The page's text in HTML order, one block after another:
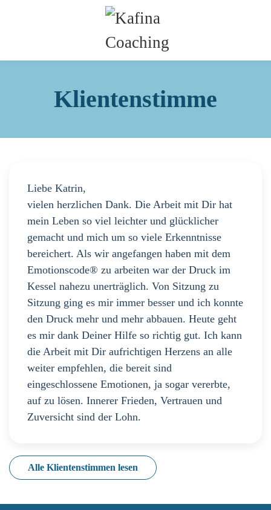
Klientenstimme
Liebe Katrin,
vielen herzlichen Dank. Die Arbeit mit Dir hat
mein Leben so viel leichter und glücklicher
gemacht und mich um so viele Erkenntnisse
bereichert. Als wir angefangen haben mit dem
Emotionscode® zu arbeiten war der Druck im
Kessel nahezu unerträglich. Von Sitzung zu
Sitzung ging es mir immer besser und ich konnte
den Druck mehr und mehr abbauen. Heute geht
es mir dank Deiner Hilfe so richtig gut. Ich kann
die Arbeit mit Dir aufrichtigen Herzens an alle
weiter empfehlen, die bereit sind
eingeschlossene Emotionen, ja sogar vererbte,
auf zu lösen. Innerer Frieden, Vertrauen und
Zuversicht sind der Lohn.
Alle Klientenstimmen lesen